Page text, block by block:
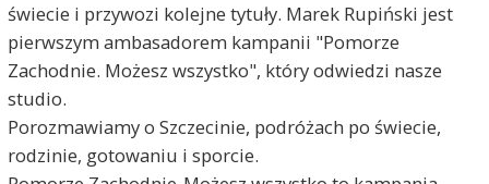
świecie i przywozi kolejne tytuły. Marek Rupiński jest
pierwszym ambasadorem kampanii "Pomorze
Zachodnie. Możesz wszystko", który odwiedzi nasze
studio.
Porozmawiamy o Szczecinie, podróżach po świecie,
rodzinie, gotowaniu i sporcie.